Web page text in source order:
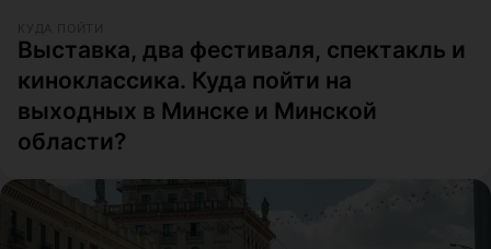
Выставка, два фестиваля, спектакль и
киноклассика. Куда пойти на
выходных в Минске и Минской
области?